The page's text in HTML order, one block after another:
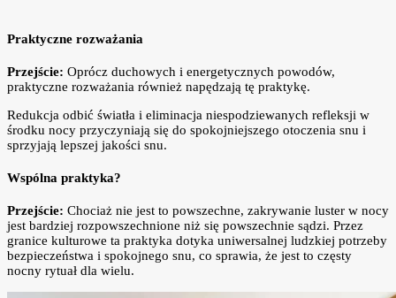
Praktyczne rozważania
Przejście: Oprócz duchowych i energetycznych powodów,
praktyczne rozważania również napędzają tę praktykę.
Redukcja odbić światła i eliminacja niespodziewanych refleksji w
środku nocy przyczyniają się do spokojniejszego otoczenia snu i
sprzyjają lepszej jakości snu.
Wspólna praktyka?
Przejście: Chociaż nie jest to powszechne, zakrywanie luster w nocy
jest bardziej rozpowszechnione niż się powszechnie sądzi. Przez
granice kulturowe ta praktyka dotyka uniwersalnej ludzkiej potrzeby
bezpieczeństwa i spokojnego snu, co sprawia, że jest to częsty
nocny rytuał dla wielu.